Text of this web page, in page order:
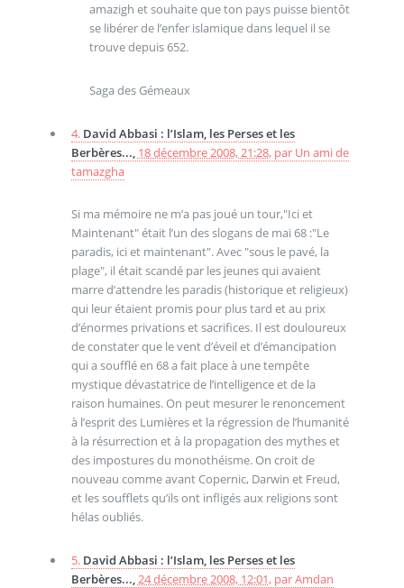
amazigh et souhaite que ton pays puisse bientôt
se libérer de l’enfer islamique dans lequel il se
trouve depuis 652.
Saga des Gémeaux
4. David Abbasi : l’Islam, les Perses et les
Berbères..., 18 décembre 2008, 21:28, par Un ami de
tamazgha
Si ma mémoire ne m’a pas joué un tour,"Ici et
Maintenant" était l’un des slogans de mai 68 :"Le
paradis, ici et maintenant". Avec "sous le pavé, la
plage", il était scandé par les jeunes qui avaient
marre d’attendre les paradis (historique et religieux)
qui leur étaient promis pour plus tard et au prix
d’énormes privations et sacrifices. Il est douloureux
de constater que le vent d’éveil et d’émancipation
qui a soufflé en 68 a fait place à une tempête
mystique dévastatrice de l’intelligence et de la
raison humaines. On peut mesurer le renoncement
à l’esprit des Lumières et la régression de l’humanité
à la résurrection et à la propagation des mythes et
des impostures du monothéisme. On croit de
nouveau comme avant Copernic, Darwin et Freud,
et les soufflets qu’ils ont infligés aux religions sont
hélas oubliés.
5. David Abbasi : l’Islam, les Perses et les
Berbères...,24 décembre 2008, 12:01, parAmdan